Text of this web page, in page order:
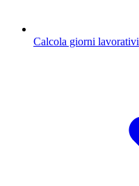
Calcola giorni lavorativi